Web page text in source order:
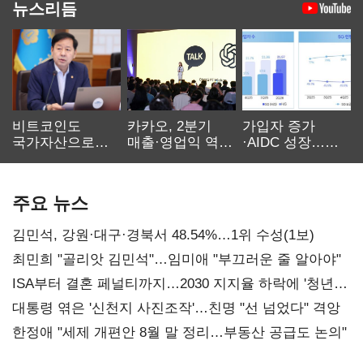
뉴스리듬
비트코인도
국가자산으로…'
카카오, 2분기
매출·영업익 역대
가입자 증가
·AIDC 성장…
주요 뉴스
김민석, 강원·대구·경북서 48.54%…1위 수성(1보)
최민희 "골리앗 김민석"…임미애 "부끄러운 줄 알아야"
ISA부터 결혼 페널티까지…2030 지지율 하락에 '청년
챙기기'
대통령 엮은 '신천지 사진조작'…친명 "선 넘었다" 격앙
한정애 "세제 개편안 8월 말 정리…부동산 공급도 논의"